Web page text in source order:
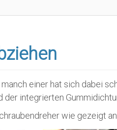
einer hat sich dabei
der integrierten
wie gezeigt